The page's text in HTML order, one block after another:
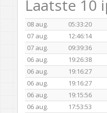
Laatste 10
08 aug. 05:33:20
07 aug.
12:46:14
07 aug.
09:39:36
06 aug.
19:26:38
06 aug.
19:16:27
06 aug.
19:16:27
06 aug.
19:15:56
06 aug.
17:53:53